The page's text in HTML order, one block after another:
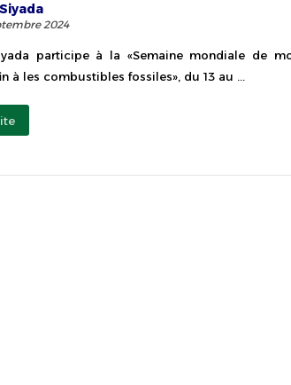
2024
participe à la «Semaine mondiale de
à les combustibles fossiles», du 13 au ...